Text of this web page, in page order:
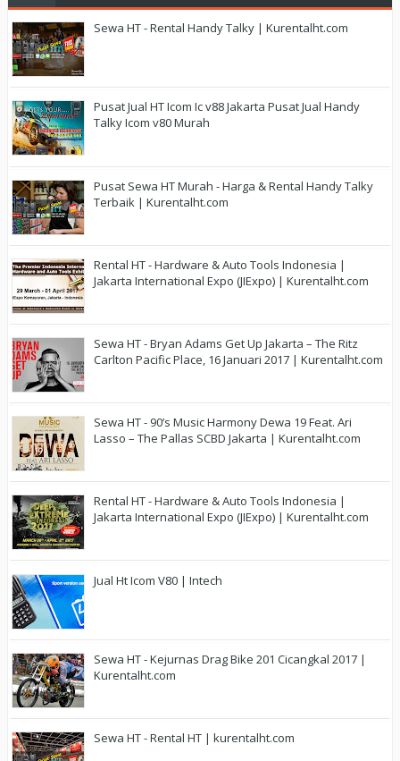
Sewa HT - Rental Handy Talky | Kurentalht.com
Pusat Jual HT Icom Ic v88 Jakarta Pusat Jual Handy
Talky Icom v80 Murah
Pusat Sewa HT Murah - Harga & Rental Handy Talky
Terbaik | Kurentalht.com
Rental HT - Hardware & Auto Tools Indonesia |
Jakarta International Expo (JIExpo) | Kurentalht.com
Sewa HT - Bryan Adams Get Up Jakarta – The Ritz
Carlton Pacific Place, 16 Januari 2017 | Kurentalht.com
Sewa HT - 90’s Music Harmony Dewa 19 Feat. Ari
Lasso – The Pallas SCBD Jakarta | Kurentalht.com
Rental HT - Hardware & Auto Tools Indonesia |
Jakarta International Expo (JIExpo) | Kurentalht.com
Jual Ht Icom V80 | Intech
Sewa HT - Kejurnas Drag Bike 201 Cicangkal 2017 |
Kurentalht.com
Sewa HT - Rental HT | kurentalht.com